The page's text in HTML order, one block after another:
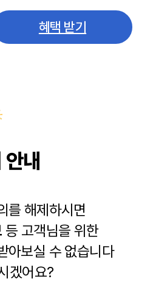
혜택 받기
내
를 해제하시면
등 고객님을 위한
아보실 수 없습니다
겠어요?